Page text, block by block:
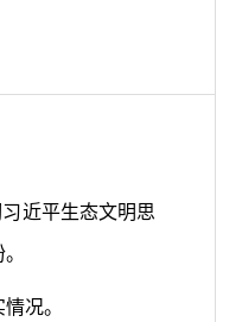
近平生态文明思
况。